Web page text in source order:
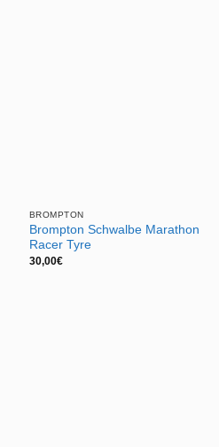
BROMPTON
Brompton Schwalbe Marathon
Racer Tyre
30,00€